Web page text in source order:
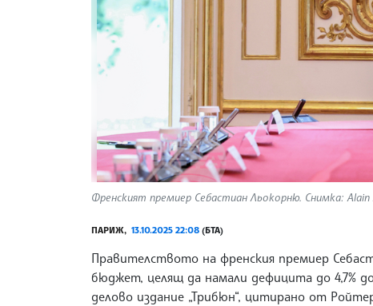
Френският премиер Себастиан Льокорню. Снимка: Alain
ПАРИЖ, 13.10.2025 22:08 (БТА)
Правителството на френския премиер
бюджет, целящ да намали дефицита до 4,7%
делово издание „Трибюн“, цитирано от